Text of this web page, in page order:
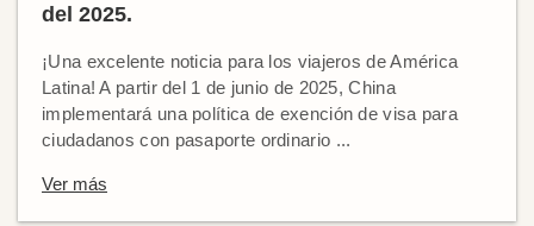
del 2025.
¡Una excelente noticia para los viajeros de América
Latina! A partir del 1 de junio de 2025, China
implementará una política de exención de visa para
ciudadanos con pasaporte ordinario ...
Ver más